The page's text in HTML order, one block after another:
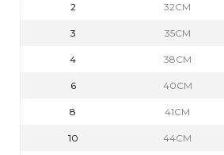
2 32CM
3 35CM
4 38CM
6 40CM
8 41CM
10 44CM